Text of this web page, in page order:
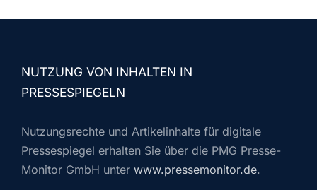
NUTZUNG VON INHALTEN IN
PRESSESPIEGELN
Nutzungsrechte und Artikelinhalte für digitale
Pressespiegel erhalten Sie über die PMG Presse-
Monitor GmbH unter www.pressemonitor.de.